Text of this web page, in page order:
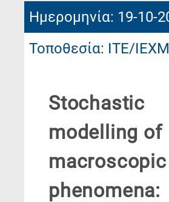
Ημερομηνία: 19-10-
Τοποθεσία: ΙΤΕ/
Stochastic
modelling of
macroscopic
phenomena: